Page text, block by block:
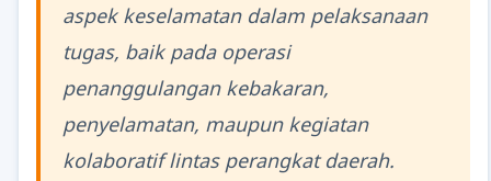
aspek keselamatan dalam pelaksanaan
tugas, baik pada operasi
penanggulangan kebakaran,
penyelamatan, maupun kegiatan
kolaboratif lintas perangkat daerah.